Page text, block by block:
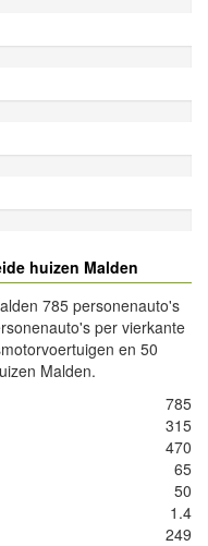
huizen Malden
785 personenauto's
per vierkante
en 50
Malden.
785
315
470
65
50
1.4
249